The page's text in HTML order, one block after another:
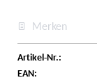
Merken
Artikel-Nr.:
EAN: